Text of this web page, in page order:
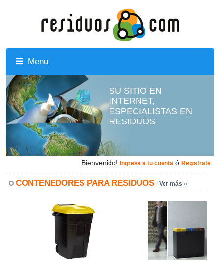
Menu
SU SITIO EN
INTERNET,
ESPECIALISTAS EN
RESIDUOS
Bienvenido! Ingresa a tu cuenta ó Registrate
CONTENEDORES PARA RESIDUOS Ver más »